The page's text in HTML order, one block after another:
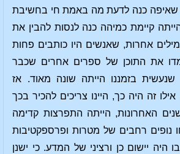
שאיפה כנה לדעת מה באמת חי בחשיבת
קיימת כמיהה כנה לנסות להבין את
אחרות, שאנשים היו כותבים פחות
את התוכן של ספרים אחרים שכבר
שנעשית בזמננו הייתה שונה מאוד. אז
זה היה כך, היינו צריכים להכיר בכך
האחרונות, הייתה התפרצות קדימה
נופים רחבים של מטרות ופרספקטיבות
היה יישום כן ורציני של המדע. כי ישנן